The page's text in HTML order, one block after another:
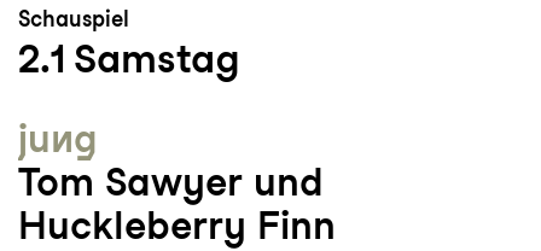
Schauspiel
2.1 Samstag
jung
Tom Sawyer und
Huckleberry Finn